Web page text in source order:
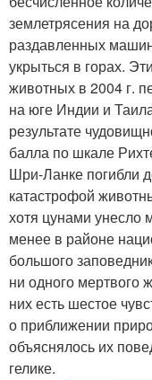
землетрясения на
раздавленных
укрыться в горах.
животных в 2004 г.
на юге Индии и
результате
балла по шкале
Шри-Ланке погибли
катастрофой
хотя цунами унесло
менее в районе
большого
ни одного мертвого
них есть шестое
о приближении
объяснялось их
гелике.